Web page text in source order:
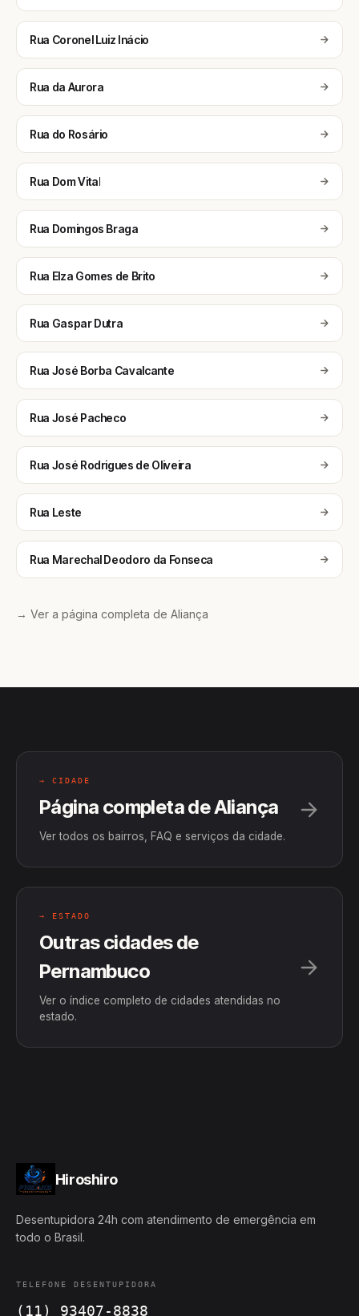
Rua Coronel Luiz Inácio
Rua da Aurora
Rua do Rosário
Rua Dom Vital
Rua Domingos Braga
Rua Elza Gomes de Brito
Rua Gaspar Dutra
Rua José Borba Cavalcante
Rua José Pacheco
Rua José Rodrigues de Oliveira
Rua Leste
Rua Marechal Deodoro da Fonseca
→ Ver a página completa de Aliança
→ CIDADE
Página completa de Aliança
Ver todos os bairros, FAQ e serviços da cidade.
→ ESTADO
Outras cidades de
Pernambuco
Ver o índice completo de cidades atendidas no
estado.
Hiroshiro
Desentupidora 24h com atendimento de emergência em
todo o Brasil.
TELEFONE DESENTUPIDORA
(11) 93407-8838